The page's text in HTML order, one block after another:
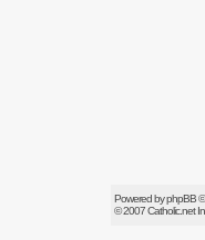
Powered byphpBB
© 2007Catholic.net